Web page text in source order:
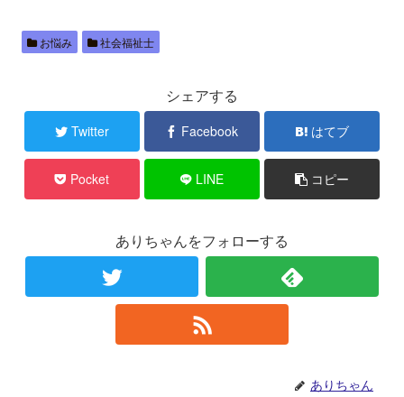
お悩み 社会福祉士
シェアする
Twitter Facebook はてブ
Pocket LINE コピー
ありちゃんをフォローする
ありちゃん